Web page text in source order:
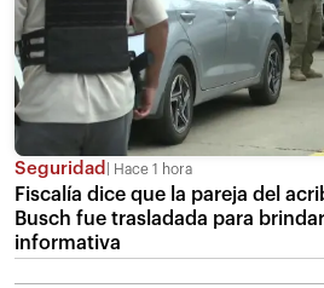
Seguridad Hace 1 hora
Fiscalía dice que la pareja del
Busch fue trasladada para
informativa